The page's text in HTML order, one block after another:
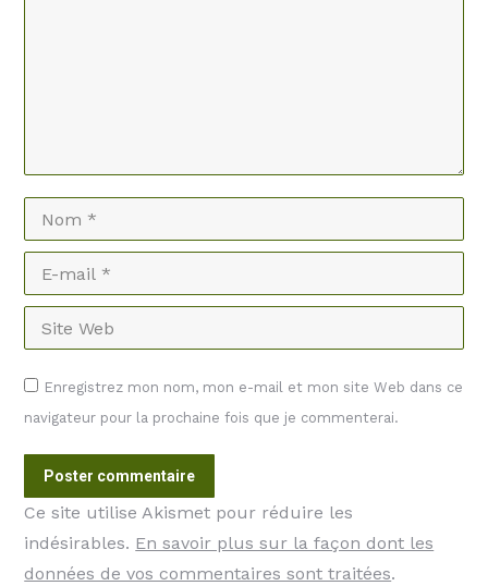
Nom *
E-mail *
Site Web
Enregistrez mon nom, mon e-mail et mon site Web dans ce
navigateur pour la prochaine fois que je commenterai.
Poster commentaire
Ce site utilise Akismet pour réduire les
indésirables. En savoir plus sur la façon dont les
données de vos commentaires sont traitées.